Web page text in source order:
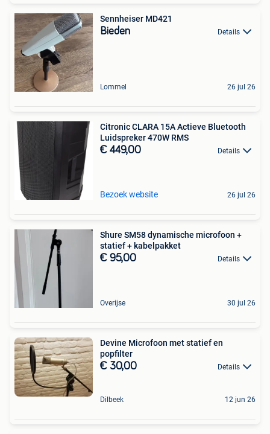
Sennheiser MD421
Bieden Details
Lommel 26 jul 26
Citronic CLARA 15A Actieve Bluetooth
Luidspreker 470W RMS
€ 449,00 Details
Bezoek website 26 jul 26
Shure SM58 dynamische microfoon +
statief + kabelpakket
€ 95,00 Details
Overijse 30 jul 26
Devine Microfoon met statief en
popfilter
€ 30,00 Details
Dilbeek 12 jun 26